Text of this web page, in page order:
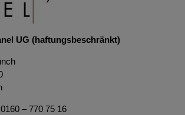
UG (haftungsbeschränkt)
– 770 75 16